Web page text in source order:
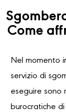
Come
Nel momento
servizio di
eseguire sono
burocratiche di